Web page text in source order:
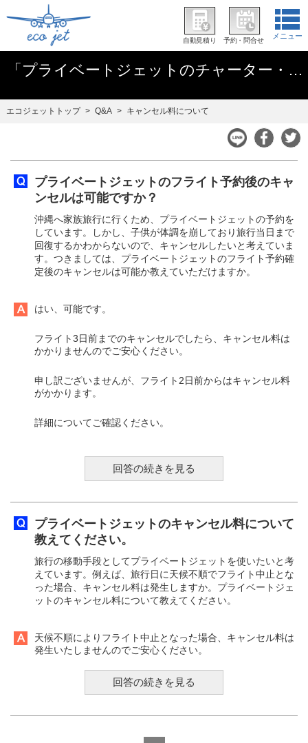
メニュー
予約・問合せ
自動見積り
「プライベートジェットのチャーター・レンタル」の「キャンセル料について」に関するQ&A
エコジェットトップ Q&A キャンセル料について
プライベートジェットのフライト予約後のキャ
ンセルは可能ですか？
沖縄へ家族旅行に行くため、プライベートジェットの予約を
しています。しかし、子供が体調を崩しており旅行当日まで
回復するかわからないので、キャンセルしたいと考えていま
す。つきましては、プライベートジェットのフライト予約確
定後のキャンセルは可能か教えていただけますか。
はい、可能です。
フライト3日前までのキャンセルでしたら、キャンセル料は
かかりませんのでご安心ください。
申し訳ございませんが、フライト2日前からはキャンセル料
がかかります。
詳細についてご確認ください。
回答の続きを見る
プライベートジェットのキャンセル料について
教えてください。
旅行の移動手段としてプライベートジェットを使いたいと考
えています。例えば、旅行日に天候不順でフライト中止とな
った場合、キャンセル料は発生しますか。プライベートジェ
ットのキャンセル料について教えてください。
天候不順によりフライト中止となった場合、キャンセル料は
発生いたしませんのでご安心ください。
回答の続きを見る